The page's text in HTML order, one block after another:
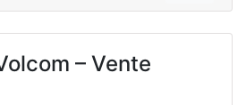
– Vente